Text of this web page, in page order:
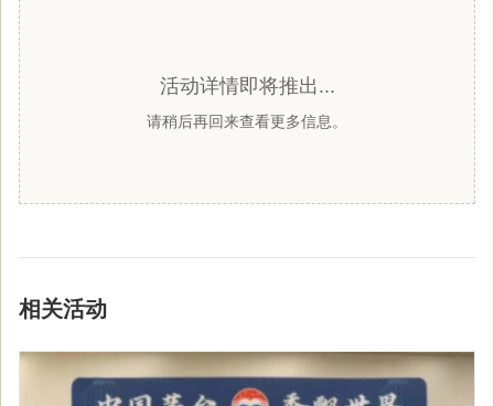
活动详情即将推出...
请稍后再回来查看更多信息。
相关活动